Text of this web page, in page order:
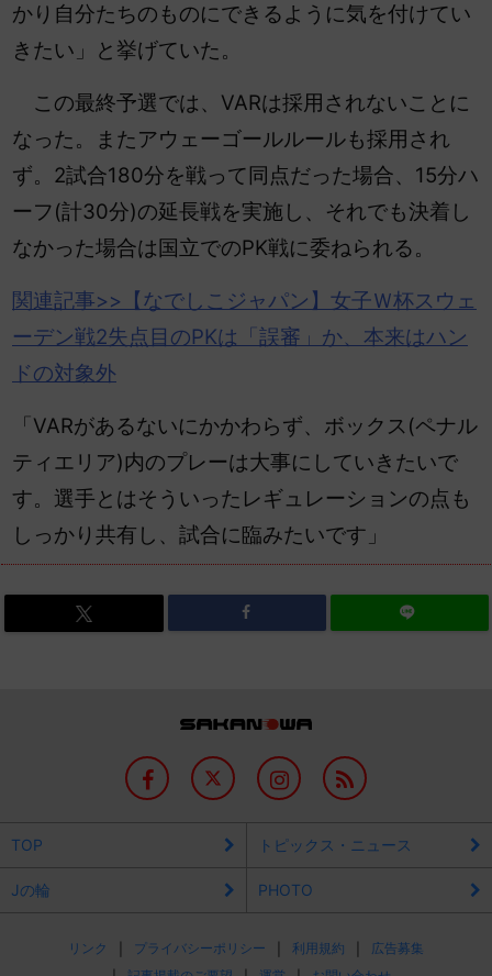
かり自分たちのものにできるように気を付けてい
きたい」と挙げていた。
この最終予選では、VARは採用されないことに
なった。またアウェーゴールルールも採用され
ず。2試合180分を戦って同点だった場合、15分ハ
ーフ(計30分)の延長戦を実施し、それでも決着し
なかった場合は国立でのPK戦に委ねられる。
関連記事>>【なでしこジャパン】女子Ｗ杯スウェ
ーデン戦2失点目のPKは「 誤審 」か、本来はハン
ドの対象外
「VARがあるないにかかわらず、ボックス(ペナル
ティエリア)内のプレーは大事にしていきたいで
す。選手とはそういったレギュレーションの点も
しっかり共有し、試合に臨みたいです」
TOP トピックス・ニュース
Jの輪 PHOTO
リンク プライバシーポリシー 利用規約
広告募集